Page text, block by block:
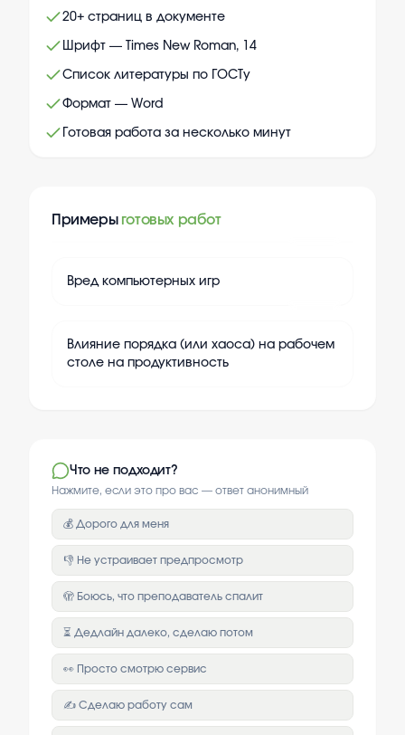
20+ страниц в документе
Шрифт — Times New Roman, 14
Список литературы по ГОСТу
Формат — Word
Готовая работа за несколько минут
Примеры готовых работ
Вред компьютерных игр
Влияние порядка (или хаоса) на рабочем
столе на продуктивность
Что не подходит?
Нажмите, если это про вас — ответ анонимный
💰 Дорого для меня
👎 Не устраивает предпросмотр
🫣 Боюсь, что преподаватель спалит
⏳ Дедлайн далеко, сделаю потом
👀 Просто смотрю сервис
✍️ Сделаю работу сам